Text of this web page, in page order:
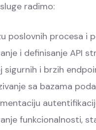
radimo:
poslovnih procesa i
i definisanje API
sigurnih i brzih
sa bazama
funkcionalnosti,